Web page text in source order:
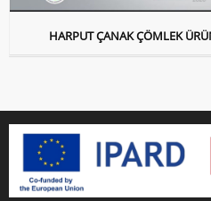
HARPUT ÇANAK ÇÖMLEK